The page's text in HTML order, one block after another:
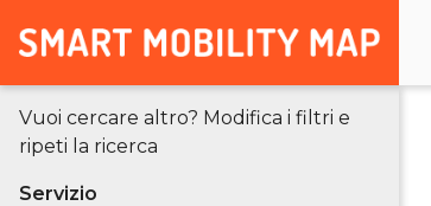
Vuoi cercare altro? Modifica i filtri e
ripeti la ricerca
Servizio